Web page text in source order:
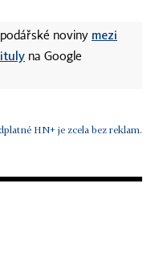
noviny mezi
na Google
HN+ je zcela bez reklam.